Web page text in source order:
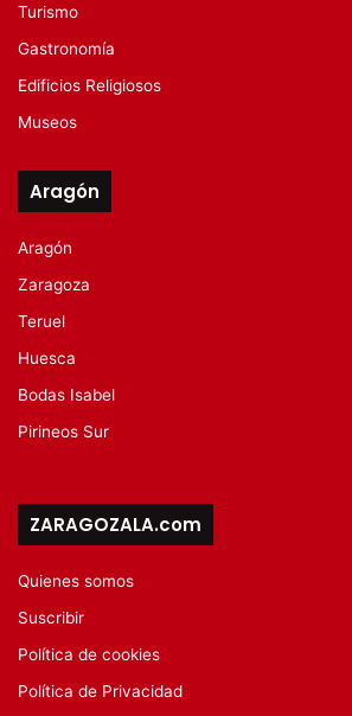
Turismo
Gastronomía
Edificios Religiosos
Museos
Aragón
Aragón
Zaragoza
Teruel
Huesca
Bodas Isabel
Pirineos Sur
ZARAGOZALA.com
Quienes somos
Suscribir
Política de cookies
Política de Privacidad